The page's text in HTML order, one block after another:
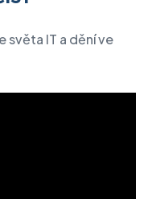
světa IT a dění ve